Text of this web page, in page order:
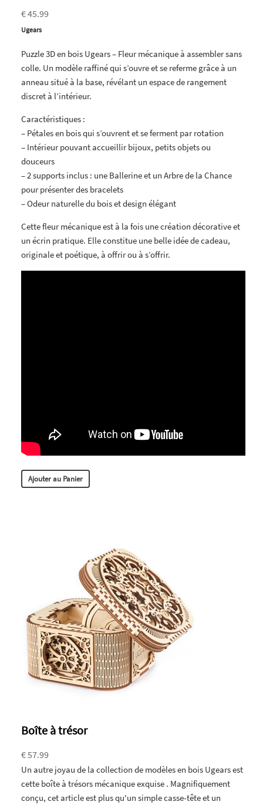
€ 45.99
Ugears
Puzzle 3D en bois Ugears – Fleur mécanique à assembler sans
colle. Un modèle raffiné qui s’ouvre et se referme grâce à un
anneau situé à la base, révélant un espace de rangement
discret à l’intérieur.
Caractéristiques :
– Pétales en bois qui s’ouvrent et se ferment par rotation
– Intérieur pouvant accueillir bijoux, petits objets ou
douceurs
– 2 supports inclus : une Ballerine et un Arbre de la Chance
pour présenter des bracelets
– Odeur naturelle du bois et design élégant
Cette fleur mécanique est à la fois une création décorative et
un écrin pratique. Elle constitue une belle idée de cadeau,
originale et poétique, à offrir ou à s’offrir.
Ajouter au Panier
Boîte à trésor
€ 57.99
Un autre joyau de la collection de modèles en bois Ugears est
cette boîte à trésors mécanique exquise . Magnifiquement
conçu, cet article est plus qu'un simple casse-tête et un